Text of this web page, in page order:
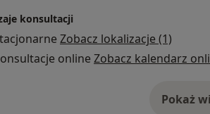
doświadczenie zawodowe zdobywała pracując w
oraz w Poradni Zdrowia
w Łodzi. Pełniła dyżury w Punkcie
konsultacji
Zobacz lokalizacje (1)
online Zobacz kalendarz
Pokaż o